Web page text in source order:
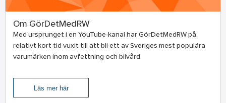
Om GörDetMedRW
Med ursprunget i en YouTube-kanal har GörDetMedRW på
relativt kort tid vuxit till att bli ett av Sveriges mest populära
varumärken inom avfettning och bilvård.
Läs mer här